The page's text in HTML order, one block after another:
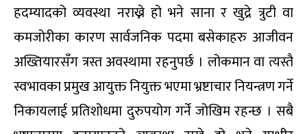
हदम्यादको व्यवस्था नराख्ने हो भने साना र खुद्रे त्रुटी वा
कमजोरीका कारण सार्वजनिक पदमा बसेकाहरु आजीवन
अख्तियारसँग त्रस्त अवस्थामा रहनुपर्छ । लोकमान वा त्यस्तै
स्वभावका प्रमुख आयुक्त नियुक्त भएमा भ्रष्टाचार नियन्त्रण गर्ने
निकायलाई प्रतिशोधमा दुरुपयोग गर्ने जोखिम रहन्छ । सबै